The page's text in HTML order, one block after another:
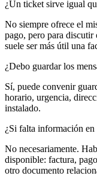
¿Un ticket sirve igual
No siempre ofrece el
pago, pero para discutir
suele ser más útil una
¿Debo guardar los
Sí, puede convenir
horario, urgencia,
instalado.
¿Si falta información
No necesariamente.
disponible: factura,
otro documento